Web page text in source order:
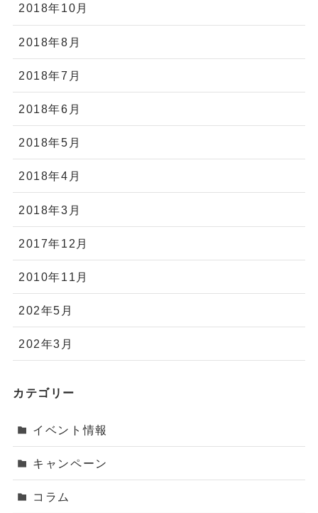
2018年10月
2018年8月
2018年7月
2018年6月
2018年5月
2018年4月
2018年3月
2017年12月
2010年11月
202年5月
202年3月
カテゴリー
イベント情報
キャンペーン
コラム